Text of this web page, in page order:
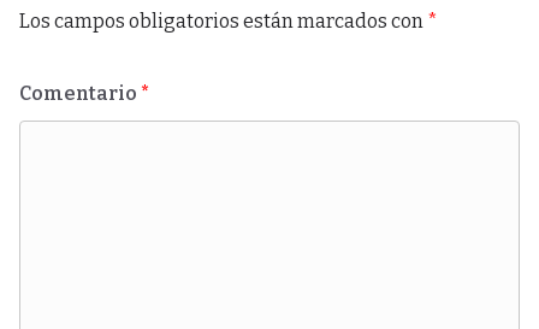
Los campos obligatorios están marcados con *
Comentario *